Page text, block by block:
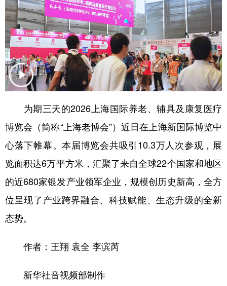
访谈 视频 图片 政务
法律 中央文件 金融 汽车
食品 人居 信息化 数字经济
学术中国 乡村振兴 银龄 溯源中国
彩票 娱乐 时尚 悦读
公益 一带一路 亚太网 上市公司
文化产业
地方频道
辽宁 吉林
为期三天的2026上海国际养老、辅具及康复医疗
博览会（简称“上海老博会”）近日在上海新国际博览中
心落下帷幕。本届博览会共吸引10.3万人次参观，展
览面积达6万平方米，汇聚了来自全球22个国家和地区
的近680家银发产业领军企业，规模创历史新高，全方
位呈现了产业跨界融合、科技赋能、生态升级的全新
态势。
作者：王翔 袁全 李滨芮
新华社音视频部制作